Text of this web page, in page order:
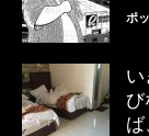
ポ
び